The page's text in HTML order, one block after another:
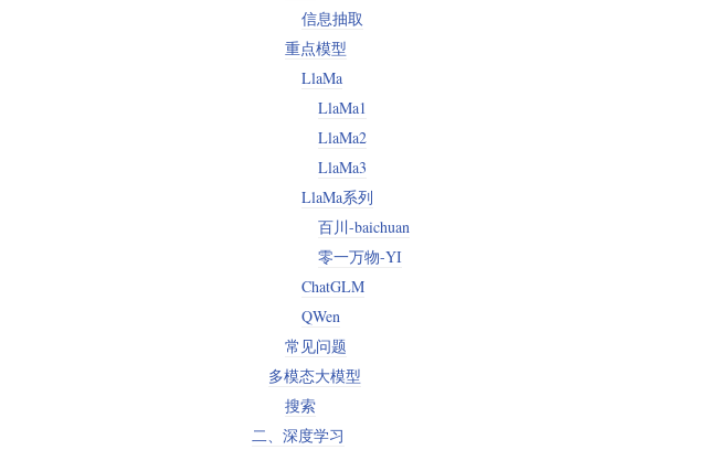
信息抽取
重点模型
LlaMa
LlaMa1
LlaMa2
LlaMa3
LlaMa系列
百川-baichuan
零一万物-YI
ChatGLM
QWen
常见问题
多模态大模型
搜索
二、深度学习